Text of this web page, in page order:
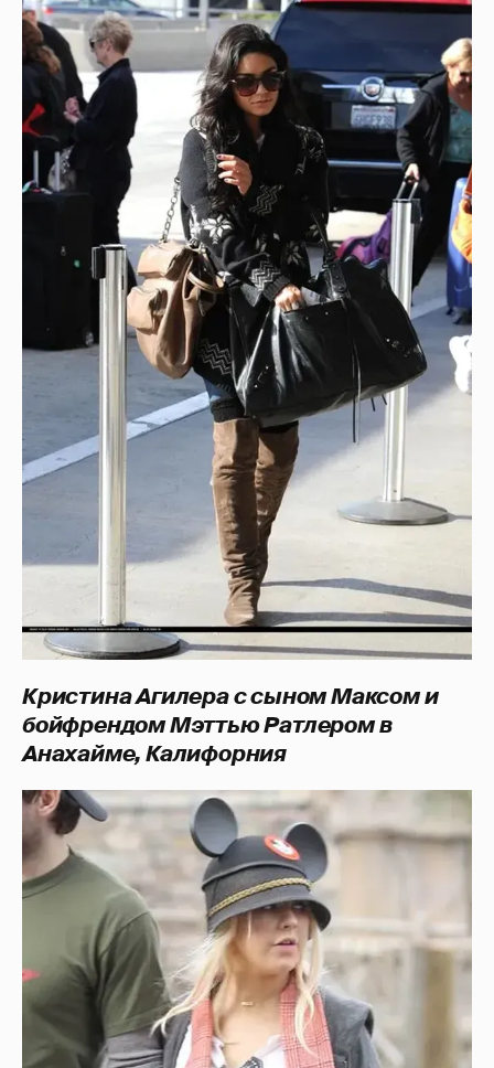
Кристина Агилера с сыном Максом и
бойфрендом Мэттью Ратлером в
Анахайме, Калифорния